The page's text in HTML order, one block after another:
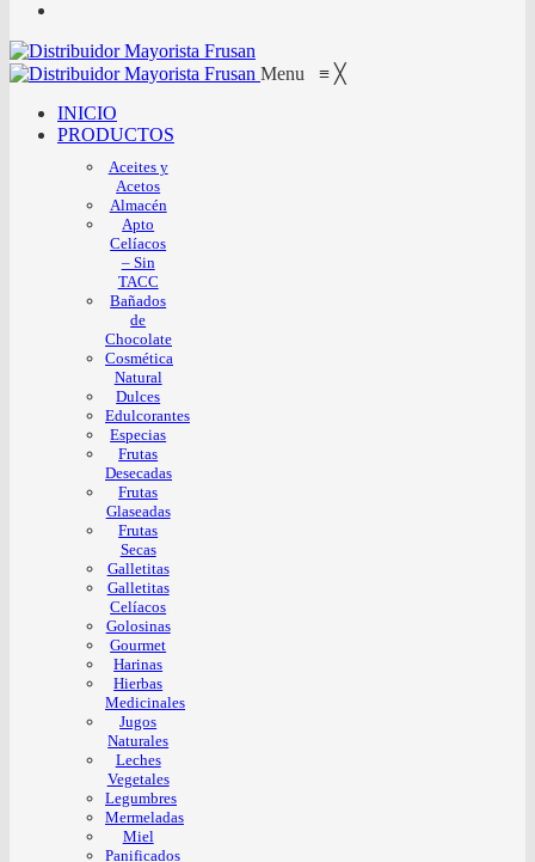
Menu ≡ ╳
INICIO
PRODUCTOS
Aceites y
Acetos
Almacén
Apto
Celíacos
– Sin
TACC
Bañados
de
Chocolate
Cosmética
Natural
Dulces
Edulcorantes
Especias
Frutas
Desecadas
Frutas
Glaseadas
Frutas
Secas
Galletitas
Galletitas
Celíacos
Golosinas
Gourmet
Harinas
Hierbas
Medicinales
Jugos
Naturales
Leches
Vegetales
Legumbres
Mermeladas
Miel
Panificados